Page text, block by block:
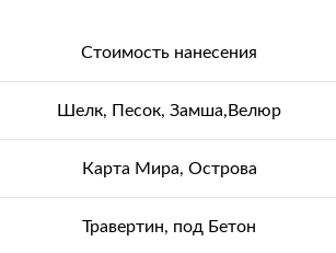
Стоимость нанесения
Шелк, Песок, Замша,Велюр
Карта Мира, Острова
Травертин, под Бетон